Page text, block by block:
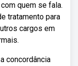
quem se fala.
tratamento para
cargos em
concordância